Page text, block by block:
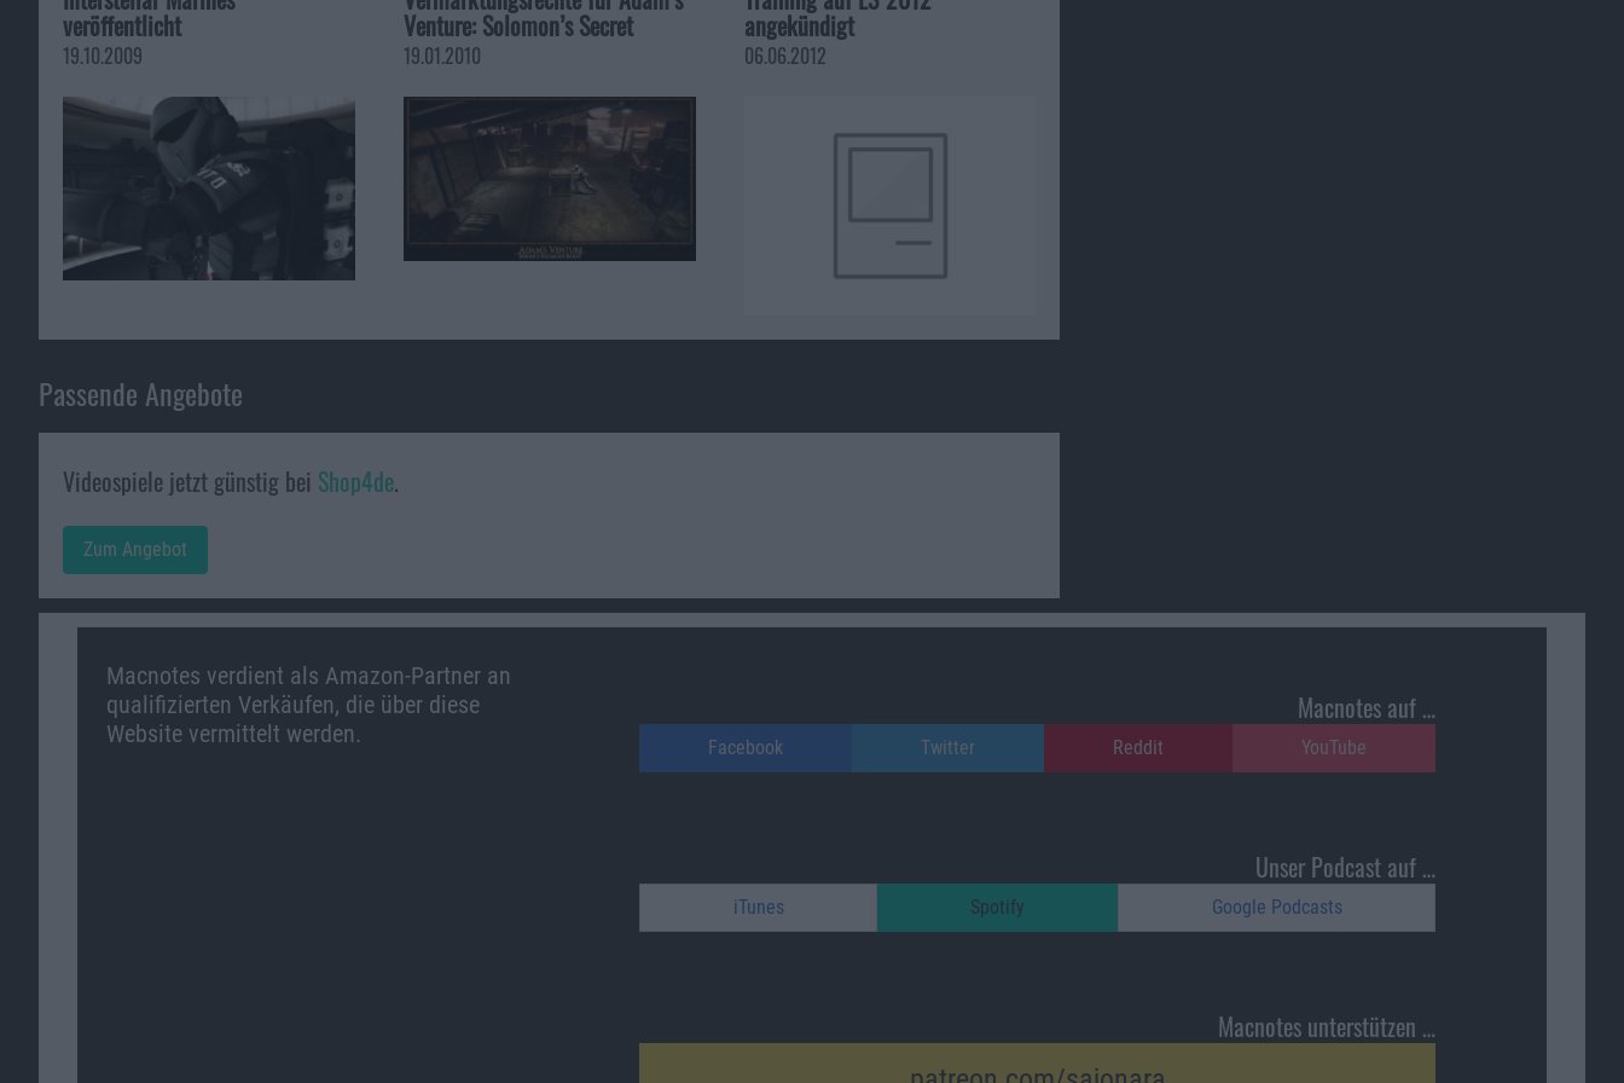
veröffentlicht
19.10.2009
Venture: Solomon’s Secret
19.01.2010
angekündigt
06.06.2012
Passende Angebote
Videospiele jetzt günstig bei Shop4de.
Zum Angebot
Macnotes verdient als Amazon-Partner an
qualifizierten Verkäufen, die über diese
Website vermittelt werden.
Macnotes auf …
Facebook Twitter Reddit YouTube
Unser Podcast auf …
iTunes Spotify Google Podcasts
Macnotes unterstützen …